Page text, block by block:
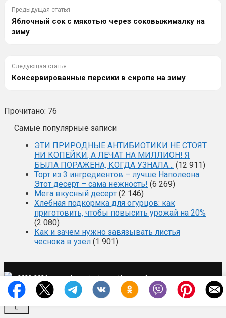
Предыдущая статья
Яблочный сок с мякотью через соковыжималку на
зиму
Следующая статья
Консервированные персики в сиропе на зиму
Прочитано: 76
Самые популярные записи
ЭТИ ПРИРОДНЫЕ АНТИБИОТИКИ НЕ СТОЯТ
НИ КОПЕЙКИ, А ЛЕЧАТ НА МИЛЛИОН! Я
БЫЛА ПОРАЖЕНА, КОГДА УЗНАЛА… (12 911)
Торт из 3 ингредиентов – лучше Наполеона.
Этот десерт – сама нежность! (6 269)
Мега вкусный десерт (2 146)
Хлебная подкормка для огурцов: как
приготовить, чтобы повысить урожай на 20%
(2 080)
Как и зачем нужно завязывать листья
чеснока в узел (1 901)
·2022-2026 ·mysad-zagotovka.ru ·Карта сайта